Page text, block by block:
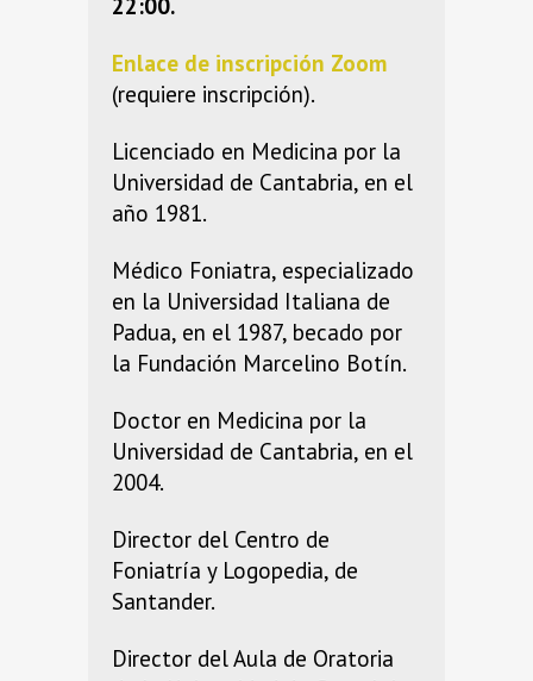
Enlace de inscripción Zoom
(requiere inscripción).
Licenciado en Medicina por la
Universidad de Cantabria, en el
año 1981.
Médico Foniatra, especializado
en la Universidad Italiana de
Padua, en el 1987, becado por
la Fundación Marcelino Botín.
Doctor en Medicina por la
Universidad de Cantabria, en el
2004.
Director del Centro de
Foniatría y Logopedia, de
Santander.
Director del Aula de Oratoria